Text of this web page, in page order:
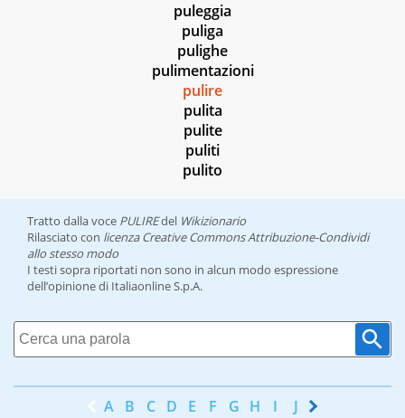
puleggia
puliga
pulighe
pulimentazioni
pulire
pulita
pulite
puliti
pulito
Tratto dalla voce PULIREdel Wikizionario
Rilasciato con licenza Creative Commons Attribuzione-Condividi
allo stesso modo
I testi sopra riportati non sono in alcun modo espressione
dell’opinione di Italiaonline S.p.A.
A B C D E F G H I J K